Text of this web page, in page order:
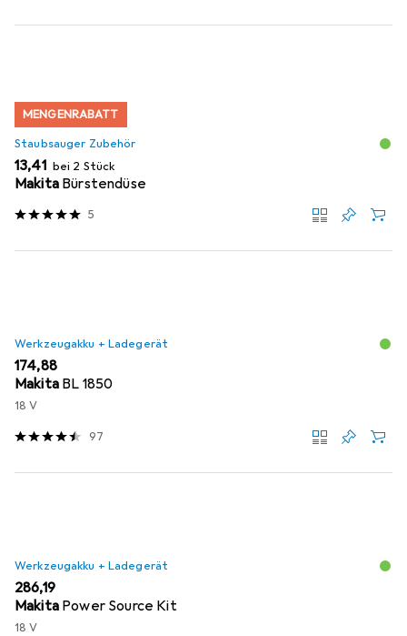
MENGENRABATT
Staubsauger Zubehör
EUR
13,41 bei 2 Stück
Makita Bürstendüse
5
Werkzeugakku + Ladegerät
EUR
174,88
Makita BL 1850
18 V
97
Werkzeugakku + Ladegerät
EUR
286,19
Makita Power Source Kit
18 V